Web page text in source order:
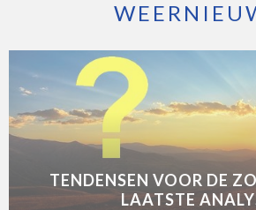
TENDENSEN VOOR DE
LAATSTE